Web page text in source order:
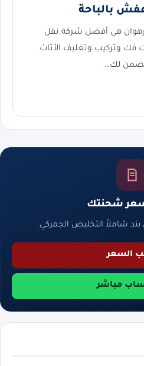
بالباحة
هي أفضل شركة نقل
فك وتركيب وتغليف الأثاث
لك…
شحنتك
شاملاً التخليص الجمركي.
السعر
مباشر